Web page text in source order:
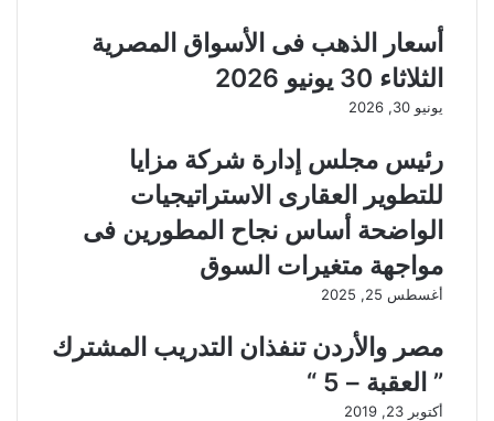
أسعار الذهب فى الأسواق المصرية
الثلاثاء 30 يونيو 2026
يونيو 30, 2026
رئيس مجلس إدارة شركة مزايا
للتطوير العقارى الاستراتيجيات
الواضحة أساس نجاح المطورين فى
مواجهة متغيرات السوق
أغسطس 25, 2025
مصر والأردن تنفذان التدريب المشترك
” العقبة – 5 “
أكتوبر 23, 2019